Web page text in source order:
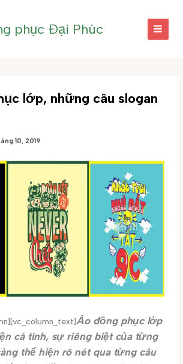
phục Đại Phúc
lớp, những câu slogan
10, 2019
Áo đồng phục lớp
cá tính, sự riêng biệt của từng
thể hiện rõ nét qua từng câu